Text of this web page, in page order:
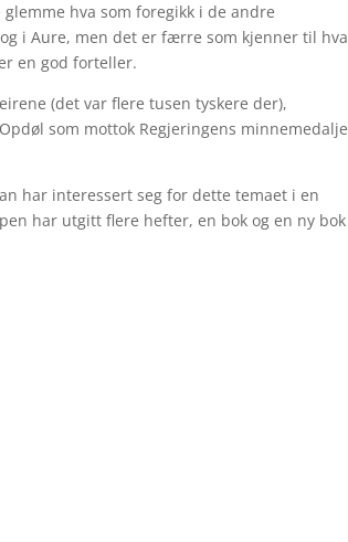
hva som foregikk i de andre
i Aure, men det er færre som kjenner til hva
en god forteller.
(det var flere tusen tyskere der),
som mottok Regjeringens minnemedalje
har interessert seg for dette temaet i en
har utgitt flere hefter, en bok og en ny bok